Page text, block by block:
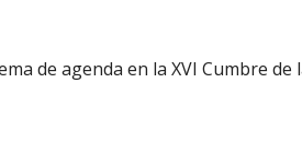
de agenda en la XVI Cumbre de